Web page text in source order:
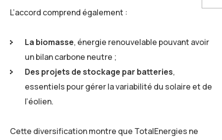
L’accord comprend également :
La biomasse, énergie renouvelable pouvant avoir
un bilan carbone neutre ;
Des projets de stockage par batteries,
essentiels pour gérer la variabilité du solaire et de
l’éolien.
Cette diversification montre que TotalEnergies ne